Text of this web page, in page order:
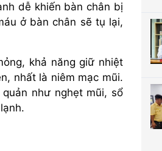
dễ khiến bàn chân bị
ở bàn chân sẽ tụ lại,
khả năng giữ nhiệt
nhất là niêm mạc mũi.
như nghẹt mũi, sổ